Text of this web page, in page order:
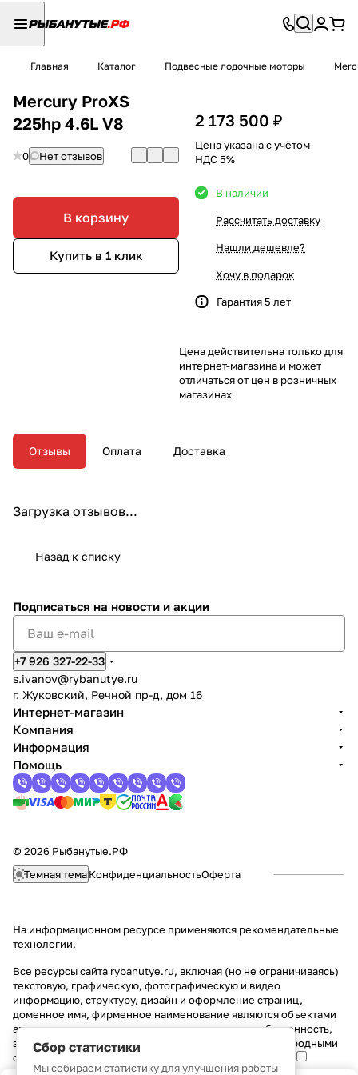
Главная Каталог Подвесные лодочные моторы
Mercury ProXS
225hp 4.6L V8
0 Нет отзывов
В корзину
Купить в 1 клик
2 173 500 ₽
Цена указана с учётом
НДС 5%
В наличии
Рассчитать доставку
Нашли дешевле?
Хочу в подарок
Гарантия 5 лет
Цена действительна только для
интернет-магазина и может
отличаться от цен в розничных
магазинах
Отзывы Оплата Доставка
Загрузка отзывов...
Назад к списку
Подписаться на новости и акции
+7 926 327-22-33
s.ivanov@rybanutye.ru
г. Жуковский, Речной пр-д, дом 16
Интернет-магазин
Компания
Информация
Помощь
© 2026 Рыбанутые.РФ
Сбор статистики
Мы собираем статистику для улучшения работы
Темная темаКонфиденциальностьОферта
На информационном ресурсе применяются рекомендательные
технологии.
Все ресурсы сайта rybanutye.ru, включая (но не ограничиваясь)
текстовую, графическую, фотографическую и видео
информацию, структуру, дизайн и оформление страниц,
доменное имя, фирменное наименование являются объектами
авторского права и прав на интеллектуальную собственность,
защищены российским законодательством и международными
соглашениями об охране авторских прав.